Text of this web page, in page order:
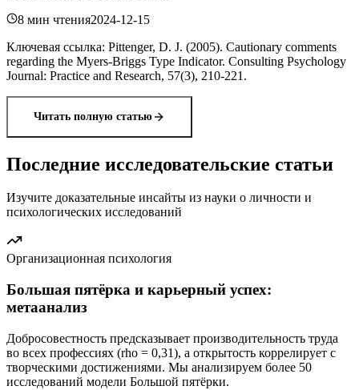
8 мин чтения2024-12-15
Ключевая ссылка: Pittenger, D. J. (2005). Cautionary comments
regarding the Myers-Briggs Type Indicator. Consulting Psychology
Journal: Practice and Research, 57(3), 210-221.
Читать полную статью
Последние исследовательские статьи
Изучите доказательные инсайты из науки о личности и
психологических исследований
Организационная психология
Большая пятёрка и карьерный успех:
метаанализ
Добросовестность предсказывает производительность труда
во всех профессиях (rho = 0,31), а открытость коррелирует с
творческими достижениями. Мы анализируем более 50
исследований модели Большой пятёрки.